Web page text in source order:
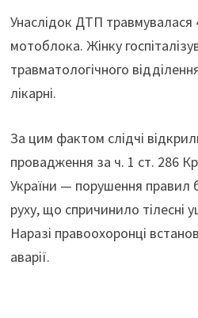
Унаслідок ДТП травмувалася
мотоблока. Жінку
травматологічного
лікарні.
За цим фактом слідчі
провадження за ч. 1 ст. 286
України — порушення правил
руху, що спричинило тілесні
Наразі правоохоронці
аварії.